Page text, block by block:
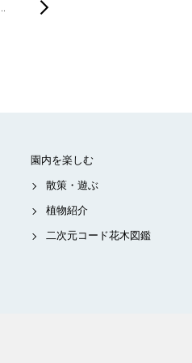
園内を楽しむ
散策・遊ぶ
植物紹介
二次元コード花木図鑑